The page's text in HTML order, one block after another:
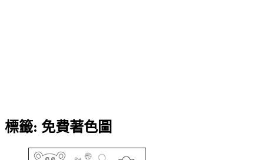
標籤: 免費著色圖